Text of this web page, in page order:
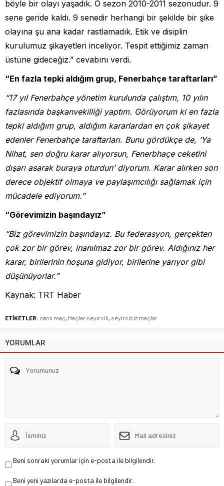
böyle bir olayı yaşadık. O sezon 2010-2011 sezonudur. 9
sene geride kaldı. 9 senedir herhangi bir şekilde bir şike
olayına şu ana kadar rastlamadık. Etik ve disiplin
kurulumuz şikayetleri inceliyor. Tespit ettiğimiz zaman
üstüne gideceğiz.” cevabını verdi.
“En fazla tepki aldığım grup, Fenerbahçe taraftarları”
“17 yıl Fenerbahçe yönetim kurulunda çalıştım, 10 yılın
fazlasında başkanvekilliği yaptım. Görüyorum ki en fazla
tepki aldığım grup, aldığım kararlardan en çok şikayet
edenler Fenerbahçe taraftarları. Bunu gördükçe de, ‘Ya
Nihat, sen doğru karar alıyorsun, Fenerbhaçe ceketini
dışarı asarak buraya oturdun’ diyorum. Karar alırken son
derece objektif olmaya ve paylaşımcılığı sağlamak için
mücadele ediyorum.”
“Görevimizin başındayız”
“Biz görevimizin başındayız. Bu federasyon, gerçekten
çok zor bir görev, inanılmaz zor bir görev. Aldığınız her
karar, birilerinin hoşuna gidiyor, birilerine yarıyor gibi
düşünüyorlar.”
Kaynak: TRT Haber
ETİKETLER: canlı maç Maçlar seyircili seyircisiz maçlar
YORUMLAR
Beni sonraki yorumlar için e-posta ile bilgilendir.
Beni yeni yazılarda e-posta ile bilgilendir.